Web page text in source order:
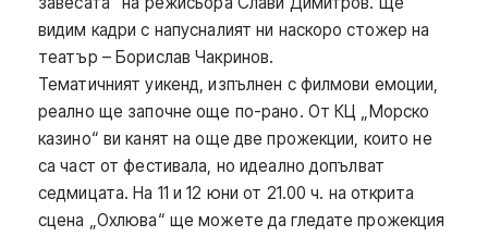
видим кадри с напусналият ни наскоро стожер на
театър – Борислав Чакринов.
Тематичният уикенд, изпълнен с филмови емоции,
реално ще започне още по-рано. От КЦ „Морско
казино“ ви канят на още две прожекции, които не
са част от фестивала, но идеално допълват
седмицата. На 11 и 12 юни от 21.00 ч. на открита
сцена „Охлюва“ ще можете да гледате прожекция